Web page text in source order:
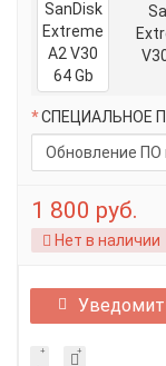
СПЕЦИАЛЬНОЕ
1 800 руб.
Нет в наличии